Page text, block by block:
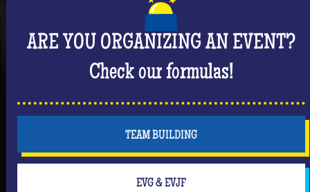
ARE YOU ORGANIZING AN EVENT?
Check our formulas!
TEAM BUILDING
EVG & EVJF